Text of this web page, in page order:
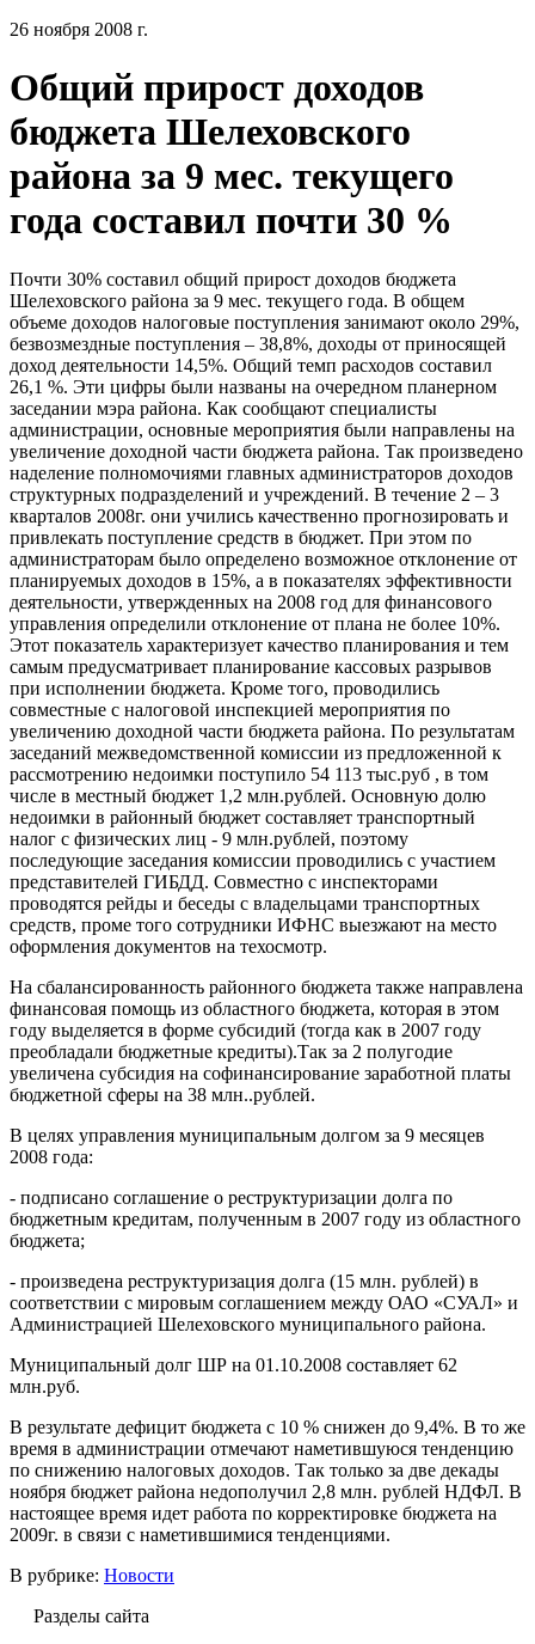
26 ноября 2008 г.
Общий прирост доходов
бюджета Шелеховского
района за 9 мес. текущего
года составил почти 30 %
Почти 30% составил общий прирост доходов бюджета
Шелеховского района за 9 мес. текущего года. В общем
объеме доходов налоговые поступления занимают около 29%,
безвозмездные поступления – 38,8%, доходы от приносящей
доход деятельности 14,5%. Общий темп расходов составил
26,1 %. Эти цифры были названы на очередном планерном
заседании мэра района. Как сообщают специалисты
администрации, основные мероприятия были направлены на
увеличение доходной части бюджета района. Так произведено
наделение полномочиями главных администраторов доходов
структурных подразделений и учреждений. В течение 2 – 3
кварталов 2008г. они учились качественно прогнозировать и
привлекать поступление средств в бюджет. При этом по
администраторам было определено возможное отклонение от
планируемых доходов в 15%, а в показателях эффективности
деятельности, утвержденных на 2008 год для финансового
управления определили отклонение от плана не более 10%.
Этот показатель характеризует качество планирования и тем
самым предусматривает планирование кассовых разрывов
при исполнении бюджета. Кроме того, проводились
совместные с налоговой инспекцией мероприятия по
увеличению доходной части бюджета района. По результатам
заседаний межведомственной комиссии из предложенной к
рассмотрению недоимки поступило 54 113 тыс.руб , в том
числе в местный бюджет 1,2 млн.рублей. Основную долю
недоимки в районный бюджет составляет транспортный
налог с физических лиц - 9 млн.рублей, поэтому
последующие заседания комиссии проводились с участием
представителей ГИБДД. Совместно с инспекторами
проводятся рейды и беседы с владельцами транспортных
средств, проме того сотрудники ИФНС выезжают на место
оформления документов на техосмотр.
На сбалансированность районного бюджета также направлена
финансовая помощь из областного бюджета, которая в этом
году выделяется в форме субсидий (тогда как в 2007 году
преобладали бюджетные кредиты).Так за 2 полугодие
увеличена субсидия на софинансирование заработной платы
бюджетной сферы на 38 млн..рублей.
В целях управления муниципальным долгом за 9 месяцев
2008 года:
- подписано соглашение о реструктуризации долга по
бюджетным кредитам, полученным в 2007 году из областного
бюджета;
- произведена реструктуризация долга (15 млн. рублей) в
соответствии с мировым соглашением между ОАО «СУАЛ» и
Администрацией Шелеховского муниципального района.
Муниципальный долг ШР на 01.10.2008 составляет 62
млн.руб.
В результате дефицит бюджета с 10 % снижен до 9,4%. В то же
время в администрации отмечают наметившуюся тенденцию
по снижению налоговых доходов. Так только за две декады
ноября бюджет района недополучил 2,8 млн. рублей НДФЛ. В
настоящее время идет работа по корректировке бюджета на
2009г. в связи с наметившимися тенденциями.
В рубрике: Новости
Разделы сайта